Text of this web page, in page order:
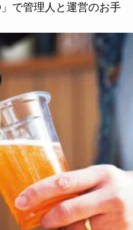
で管理人と運営のお手